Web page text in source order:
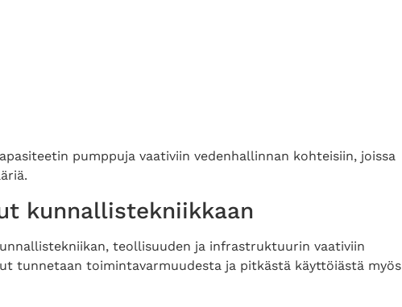
pumppuja vaativiin vedenhallinnan kohteisiin, joissa
kunnallistekniikkaan
teollisuuden ja infrastruktuurin vaativiin
tunnetaan toimintavarmuudesta ja pitkästä käyttöiästä myös